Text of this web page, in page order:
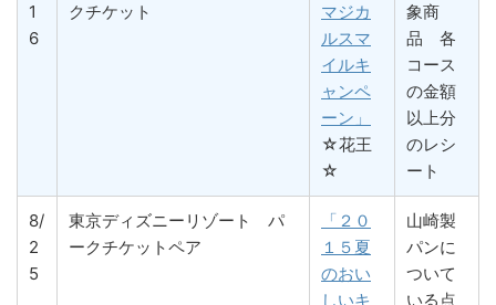
1
6
クチケット
マジカ
ルスマ
イルキ
ャンペ
ーン」
☆花王
☆
象商
品 各
コース
の金額
以上分
のレシ
ート
8/
2
5
東京ディズニーリゾート パ
ークチケットペア
「２０
１５夏
のおい
しいキ
山崎製
パンに
ついて
いる点